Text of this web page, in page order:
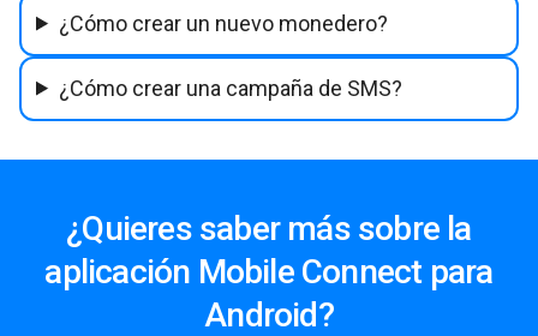
¿Cómo crear un nuevo monedero?
¿Cómo crear una campaña de SMS?
¿Quieres saber más sobre la
aplicación Mobile Connect para
Android?